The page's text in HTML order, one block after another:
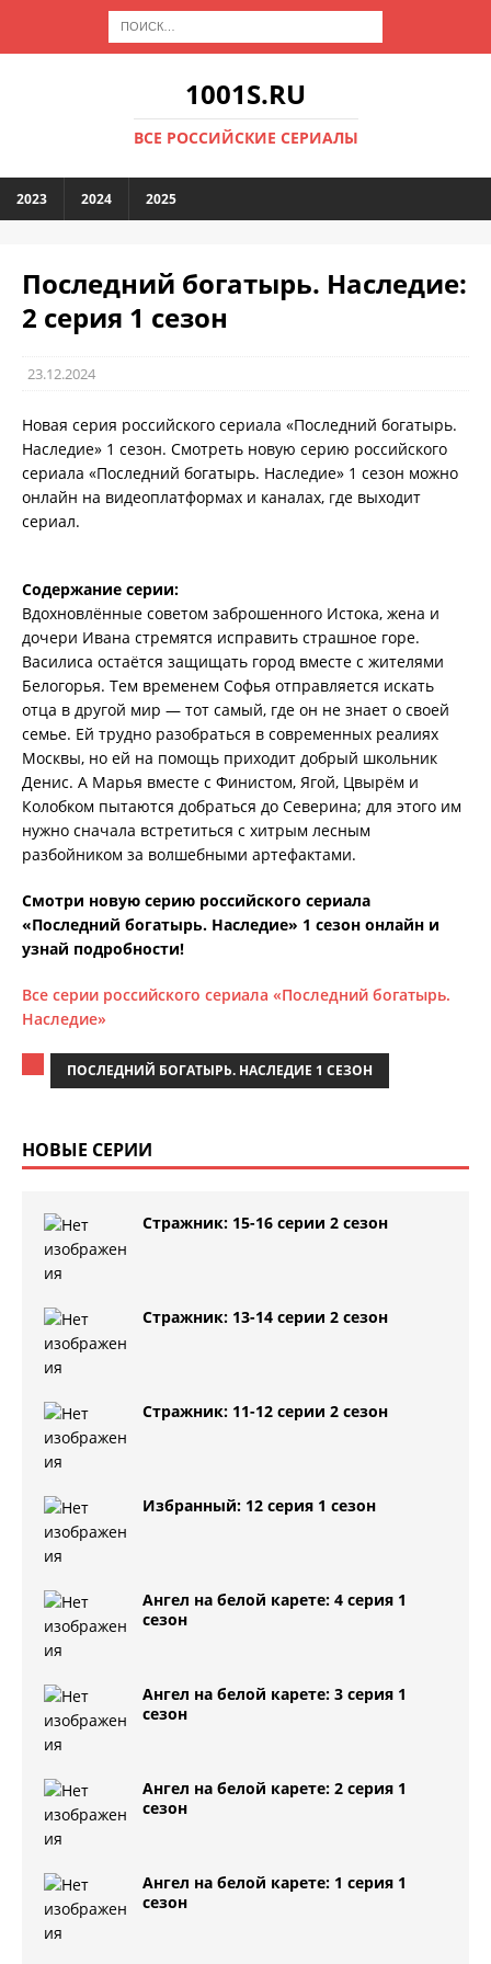
1001S.RU
ВСЕ РОССИЙСКИЕ СЕРИАЛЫ
2023 2024 2025
Последний богатырь. Наследие:
2 серия 1 сезон
23.12.2024
Новая серия российского сериала «Последний богатырь.
Наследие» 1 сезон. Смотреть новую серию российского
сериала «Последний богатырь. Наследие» 1 сезон можно
онлайн на видеоплатформах и каналах, где выходит
сериал.
Содержание серии:
Вдохновлённые советом заброшенного Истока, жена и
дочери Ивана стремятся исправить страшное горе.
Василиса остаётся защищать город вместе с жителями
Белогорья. Тем временем Софья отправляется искать
отца в другой мир — тот самый, где он не знает о своей
семье. Ей трудно разобраться в современных реалиях
Москвы, но ей на помощь приходит добрый школьник
Денис. А Марья вместе с Финистом, Ягой, Цвырём и
Колобком пытаются добраться до Северина; для этого им
нужно сначала встретиться с хитрым лесным
разбойником за волшебными артефактами.
Смотри новую серию российского сериала
«Последний богатырь. Наследие» 1 сезон онлайн и
узнай подробности!
Все серии российского сериала «Последний богатырь.
Наследие»
ПОСЛЕДНИЙ БОГАТЫРЬ. НАСЛЕДИЕ 1 СЕЗОН
НОВЫЕ СЕРИИ
Стражник: 15-16 серии 2 сезон
Стражник: 13-14 серии 2 сезон
Стражник: 11-12 серии 2 сезон
Избранный: 12 серия 1 сезон
Ангел на белой карете: 4 серия 1
сезон
Ангел на белой карете: 3 серия 1
сезон
Ангел на белой карете: 2 серия 1
сезон
Ангел на белой карете: 1 серия 1
сезон